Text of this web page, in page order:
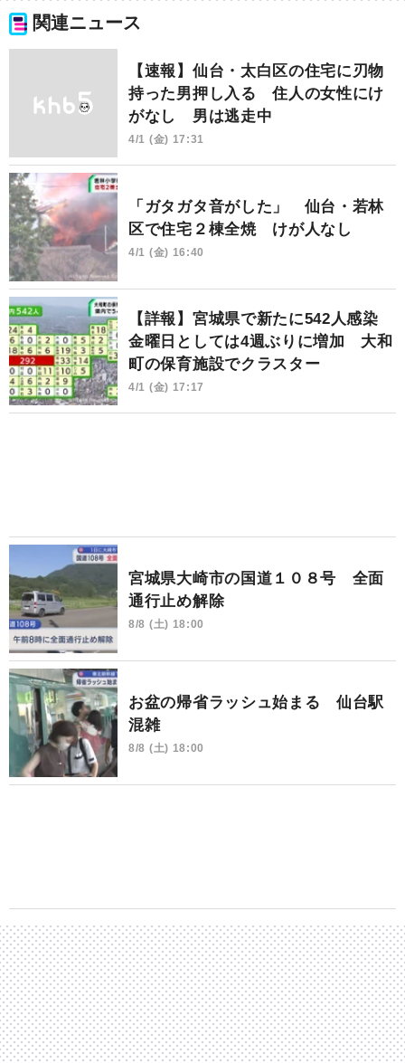
関連ニュース
【速報】仙台・太白区の住宅に刃物
持った男押し入る 住人の女性にけ
がなし 男は逃走中
4/1 (金) 17:31
「ガタガタ音がした」 仙台・若林
区で住宅２棟全焼 けが人なし
4/1 (金) 16:40
【詳報】宮城県で新たに542人感染
金曜日としては4週ぶりに増加 大和
町の保育施設でクラスター
4/1 (金) 17:17
宮城県大崎市の国道１０８号 全面
通行止め解除
8/8 (土) 18:00
お盆の帰省ラッシュ始まる 仙台駅
混雑
8/8 (土) 18:00